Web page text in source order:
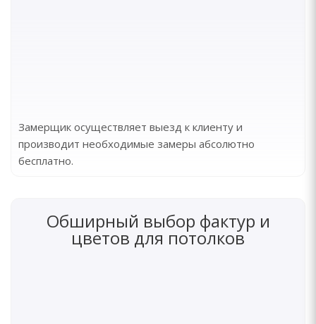
Замерщик осуществляет выезд к клиенту и
производит необходимые замеры абсолютно
бесплатно.
Обширный выбор фактур и
цветов для потолков